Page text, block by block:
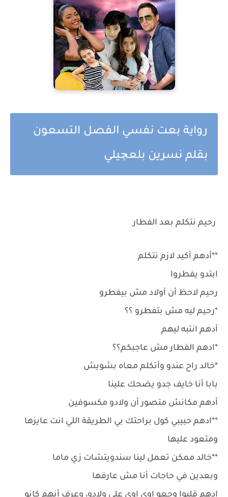
رواية بعت نفسي الفصل التسعون
بقلم نسرين بلعچيلي
رحيم نتكلم بعد الفطار
**أدهم أكيد لازم نتكلم
ابتدو يفطروا
رحيم لاحظ أن أولاد مش بيفطرو
*رحيم ليه مش بتفطرو ؟؟
أدهم انتبه ليهم
*ادهم الفطار مش عاجبكم؟؟
*خالد راح عندو وأتكلم معاه بشويش
بابا أنا خايف جدو يضحك علينا
أدهم مكانش متصور أن ولادو مكسوفين
**ادهم حبيبي كول براحتك بي الطريقة اللي انت عايزها
ومتعود عليها
**خالد ممكن تعمل لينا سندويتشات زي ماما
وبعدين في حاجات أنا مش عارفها
ادهم قلبوا وجعو اوي اوي علي ولادو، وعرف أنهم كانو